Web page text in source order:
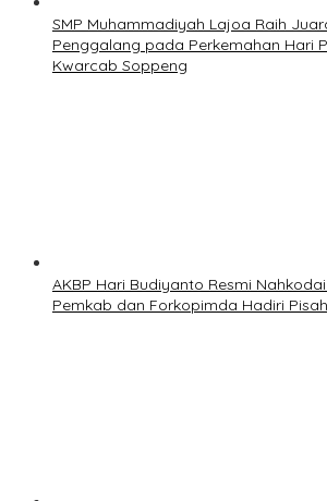
SMP Muhammadiyah Lajoa Raih
Penggalang pada Perkemahan Hari
Kwarcab Soppeng
AKBP Hari Budiyanto Resmi
Pemkab dan Forkopimda Hadiri